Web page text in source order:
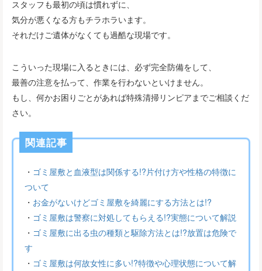
スタッフも最初の頃は慣れずに、
気分が悪くなる方もチラホラいます。
それだけご遺体がなくても過酷な現場です。
こういった現場に入るときには、必ず完全防備をして、
最善の注意を払って、作業を行わないといけません。
もし、何かお困りごとがあれば特殊清掃リンピアまでご相談くだ
さい。
関連記事
・ ゴミ屋敷と血液型は関係する!?片付け方や性格の特徴に
ついて
・ お金がないけどゴミ屋敷を綺麗にする方法とは!?
・ ゴミ屋敷は警察に対処してもらえる!?実態について解説
・ ゴミ屋敷に出る虫の種類と駆除方法とは!?放置は危険で
す
・ ゴミ屋敷は何故女性に多い!?特徴や心理状態について解